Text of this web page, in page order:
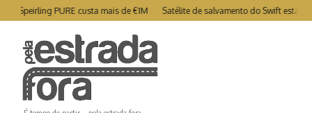
Ir para o conteúdo
Speirling PURE custa mais de €1M Satélite de salvamento do Swift está